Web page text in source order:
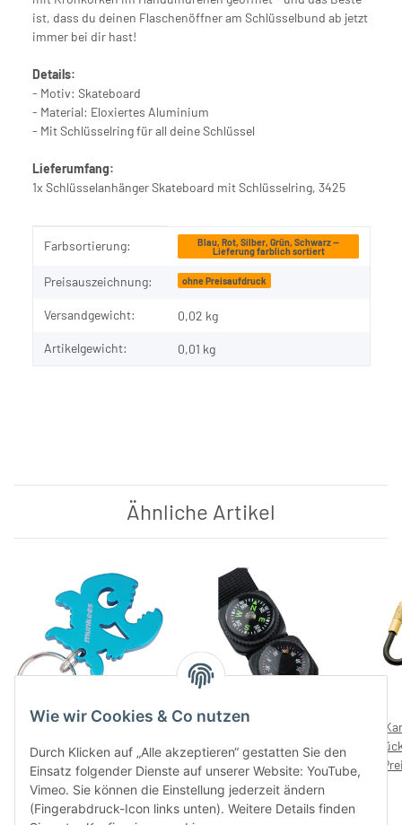
Wie wir Cookies & Co nutzen
Durch Klicken auf „Alle akzeptieren“ gestatten Sie den
Einsatz folgender Dienste auf unserer Website: YouTube,
Vimeo. Sie können die Einstellung jederzeit ändern
(Fingerabdruck-Icon links unten). Weitere Details finden
ist, dass du deinen Flaschenöffner am Schlüsselbund ab jetzt
immer bei dir hast!
Details:
- Motiv: Skateboard
- Material: Eloxiertes Aluminium
- Mit Schlüsselring für all deine Schlüssel
Lieferumfang:
1x Schlüsselanhänger Skateboard mit Schlüsselring, 3425
Produkteigenschaft
Wert
Farbsortierung: Blau, Rot, Silber, Grün, Schwarz —
Lieferung farblich sortiert
Preisauszeichnung: ohne Preisaufdruck
Versandgewicht: 0,02 kg
Artikelgewicht: 0,01 kg
Ähnliche Artikel
munkees Flaschenöffner
Piranha – ohne
Preisaufdruck
Preise nach Anmeldung
sichtbar
Mehrzweckanhänger LED –
ohne Preisaufdruck
Preise nach Anmeldung
sichtbar